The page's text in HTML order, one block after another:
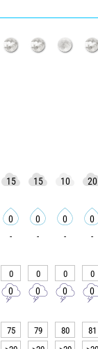
15 15 10 20
0 0 0 0
- - - -
0 0 0 0
0 0 0 0
75 79 80 81